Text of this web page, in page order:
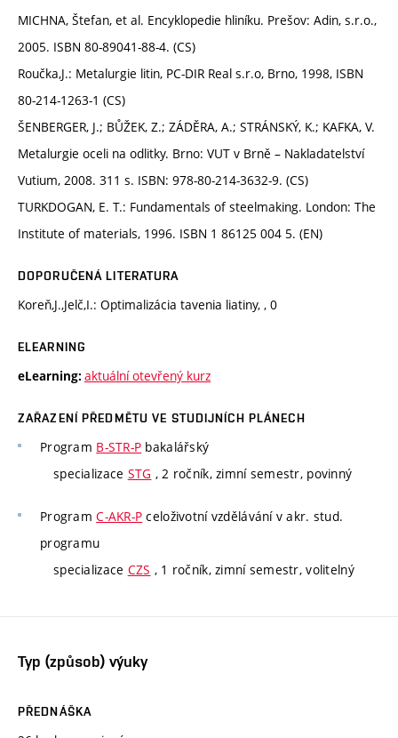
MICHNA, Štefan, et al. Encyklopedie hliníku. Prešov: Adin, s.r.o.,
2005. ISBN 80-89041-88-4. (CS)
Roučka,J.: Metalurgie litin, PC-DIR Real s.r.o, Brno, 1998, ISBN
80-214-1263-1 (CS)
ŠENBERGER, J.; BŮŽEK, Z.; ZÁDĚRA, A.; STRÁNSKÝ, K.; KAFKA, V.
Metalurgie oceli na odlitky. Brno: VUT v Brně – Nakladatelství
Vutium, 2008. 311 s. ISBN: 978-80-214-3632-9. (CS)
TURKDOGAN, E. T.: Fundamentals of steelmaking. London: The
Institute of materials, 1996. ISBN 1 86125 004 5. (EN)
DOPORUČENÁ LITERATURA
Koreň,J.,Jelč,I.: Optimalizácia tavenia liatiny, , 0
ELEARNING
eLearning: aktuální otevřený kurz
ZAŘAZENÍ PŘEDMĚTU VE STUDIJNÍCH PLÁNECH
Program B-STR-P bakalářský
specializace STG , 2 ročník, zimní semestr, povinný
ProgramC-AKR-P celoživotní vzdělávání v akr. stud.
programu
specializace CZS , 1 ročník, zimní semestr, volitelný
Typ (způsob) výuky
PŘEDNÁŠKA